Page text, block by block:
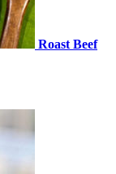
Roast Beef